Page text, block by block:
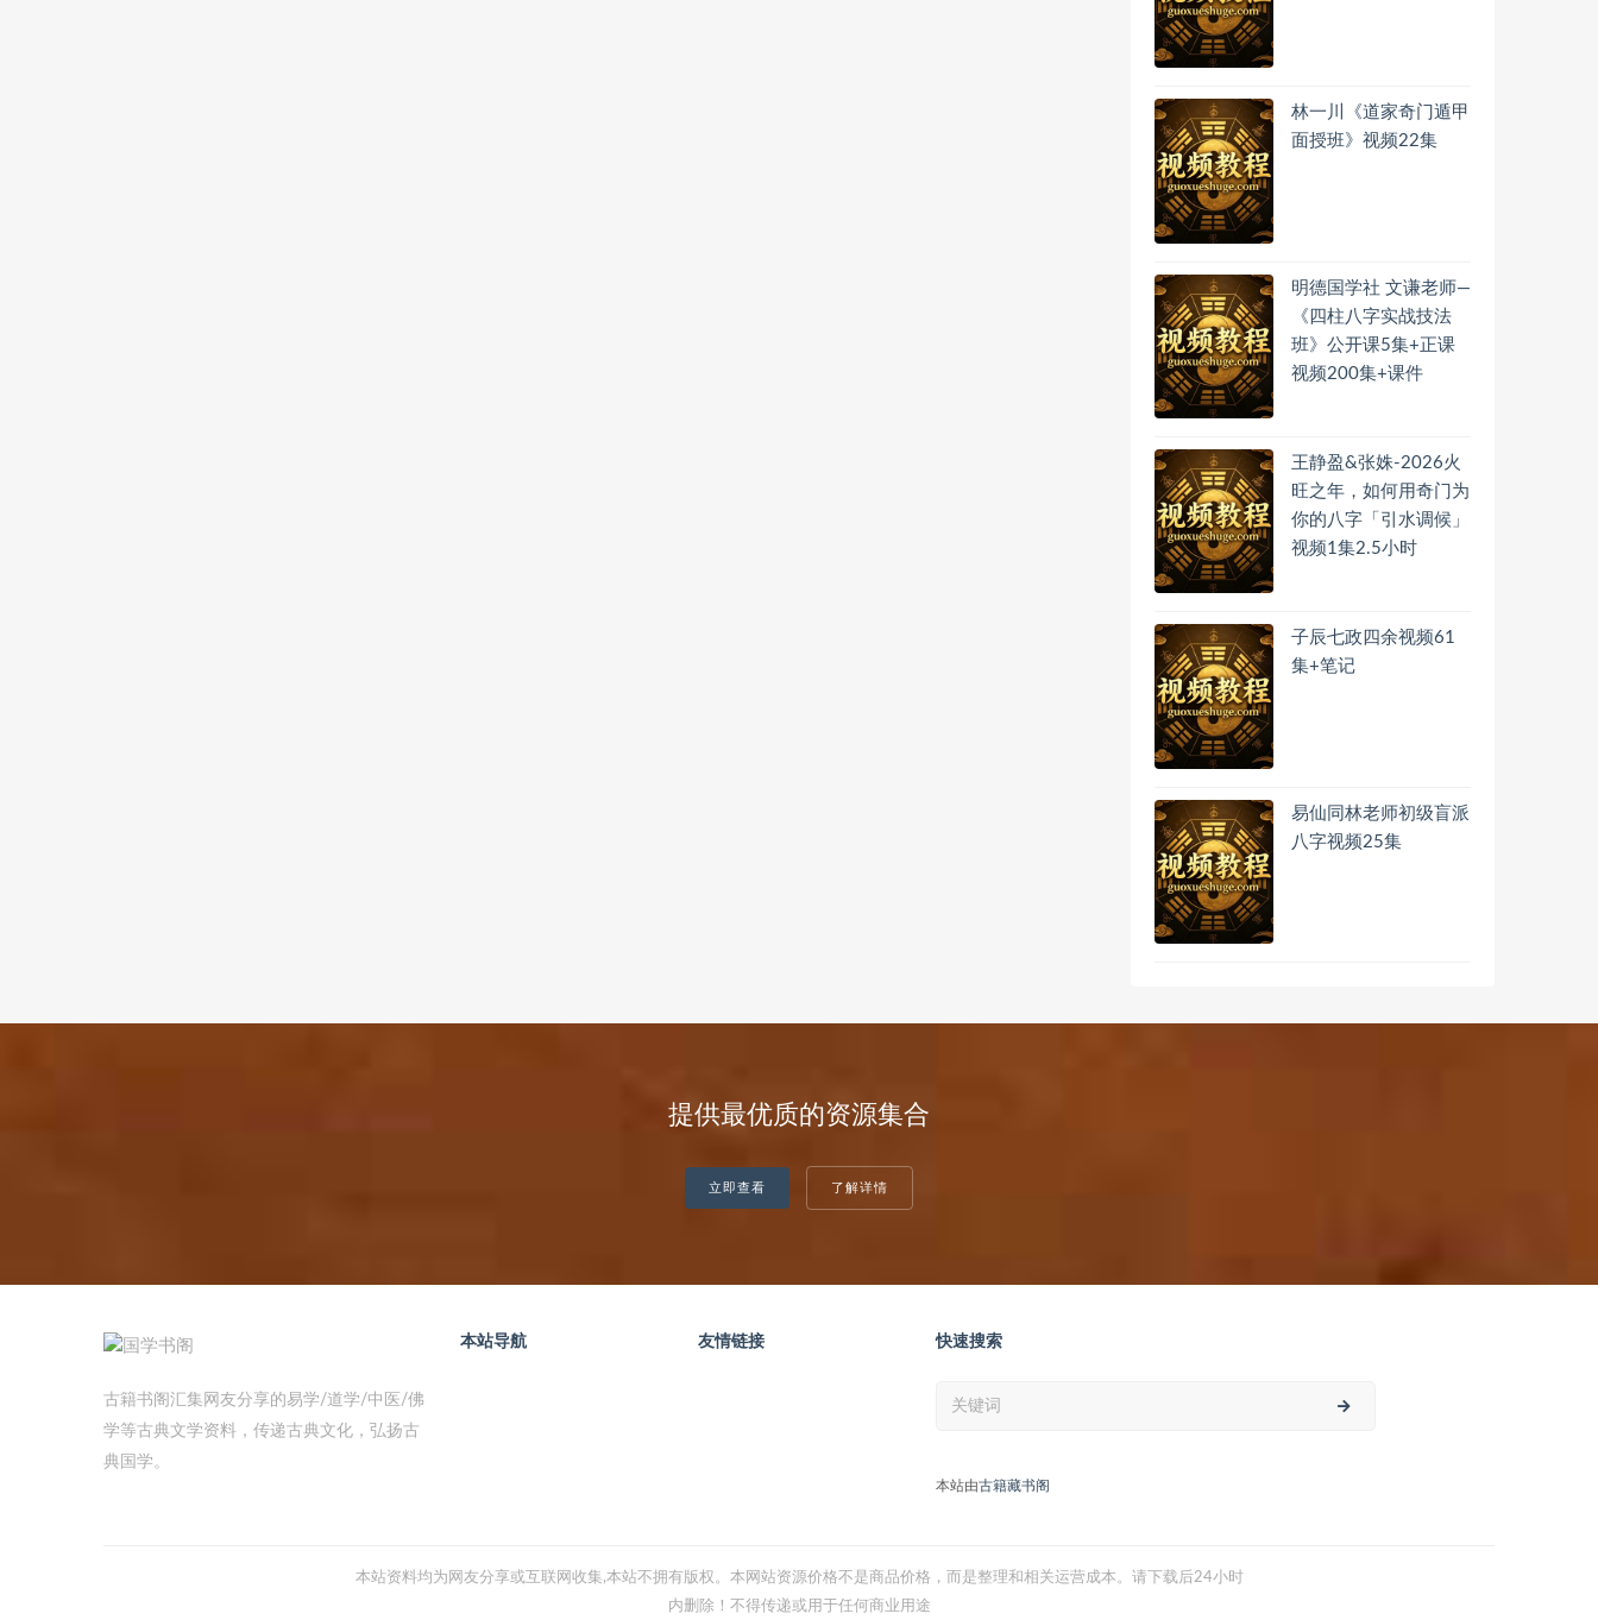
林一川《道家奇门遁甲
面授班》视频22集
明德国学社 文谦老师—
《四柱八字实战技法
班》公开课5集+正课
视频200集+课件
王静盈&张姝-2026火
旺之年，如何用奇门为
你的八字「引水调候」
视频1集2.5小时
子辰七政四余视频61
集+笔记
易仙同林老师初级盲派
八字视频25集
提供最优质的资源集合
立即查看 了解详情
古籍书阁汇集网友分享的易学/道学/中医/佛
学等古典文学资料，传递古典文化，弘扬古
典国学。
本站导航 友情链接 快速搜索
本站由古籍藏书阁
本站资料均为网友分享或互联网收集,本站不拥有版权。本网站资源价格不是商品价格，而是整理和相关运营成本。请下载后24小时
内删除！不得传递或用于任何商业用途